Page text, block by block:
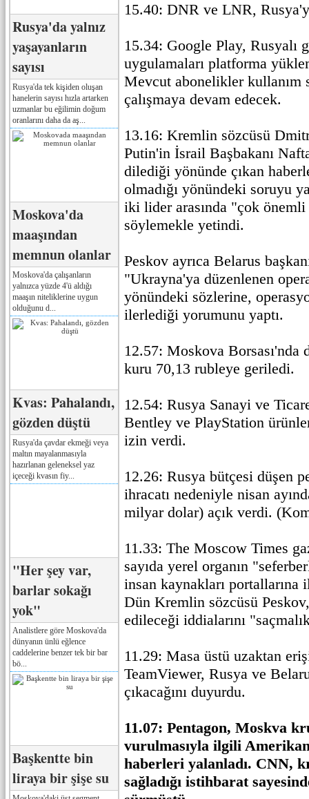
Rusya'da yalnız
yaşayanların
sayısı
Rusya'da tek kişiden oluşan
hanelerin sayısı hızla artarken
uzmanlar bu eğilimin doğum
oranlarını daha da aş...
Moskova'da
maaşından
memnun olanlar
Moskova'da çalışanların
yalnızca yüzde 4'ü aldığı
maaşın niteliklerine uygun
olduğunu d...
Kvas: Pahalandı,
gözden düştü
Rusya'da çavdar ekmeği veya
maltın mayalanmasıyla
hazırlanan geleneksel yaz
içeceği kvasın fiy...
"Her şey var,
barlar sokağı
yok"
Analistlere göre Moskova'da
dünyanın ünlü eğlence
caddelerine benzer tek bir bar
bö...
Başkentte bin
liraya bir şişe su
15.40: DNR ve LNR,
15.34: Google Play, Rusyalı
uygulamaları platforma
Mevcut abonelikler kullanım
çalışmaya devam edecek.
13.16: Kremlin sözcüsü
Putin'in İsrail Başbakanı
dilediği yönünde çıkan
olmadığı yönündeki soruyu
iki lider arasında "çok
söylemekle yetindi.
Peskov ayrıca Belarus
"Ukrayna'ya düzenlenen
yönündeki sözlerine,
ilerlediği yorumunu yaptı.
12.57: Moskova Borsası'nda
kuru 70,13 rubleye geriledi.
12.54: Rusya Sanayi ve
Bentley ve PlayStation
izin verdi.
12.26: Rusya bütçesi düşen
ihracatı nedeniyle nisan
milyar dolar) açık verdi.
11.33: The Moscow Times
sayıda yerel organın
insan kaynakları portallarına
Dün Kremlin sözcüsü
edileceği iddialarını
11.29: Masa üstü uzaktan
TeamViewer, Rusya ve
çıkacağını duyurdu.
11.07: Pentagon, Moskva
vurulmasıyla ilgili Amerikan
haberleri yalanladı. CNN,
sağladığı istihbarat